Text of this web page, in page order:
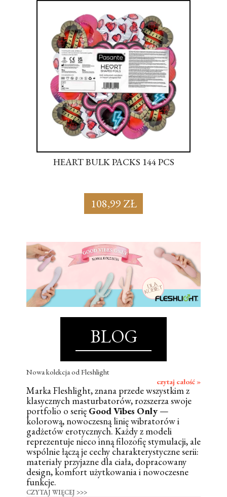
HEART BULK PACKS 144 PCS
108,99 ZŁ
BLOG
Nowa kolekcja od Fleshlight
czytaj całość »
Marka Fleshlight, znana przede wszystkim z
klasycznych masturbatorów, rozszerza swoje
portfolio o serię Good Vibes Only —
kolorową, nowoczesną linię wibratorów i
gadżetów erotycznych. Każdy z modeli
reprezentuje nieco inną filozofię stymulacji, ale
wspólnie łączą je cechy charakterystyczne serii:
materiały przyjazne dla ciała, dopracowany
design, komfort użytkowania i nowoczesne
funkcje.
CZYTAJ WIĘCEJ >>>